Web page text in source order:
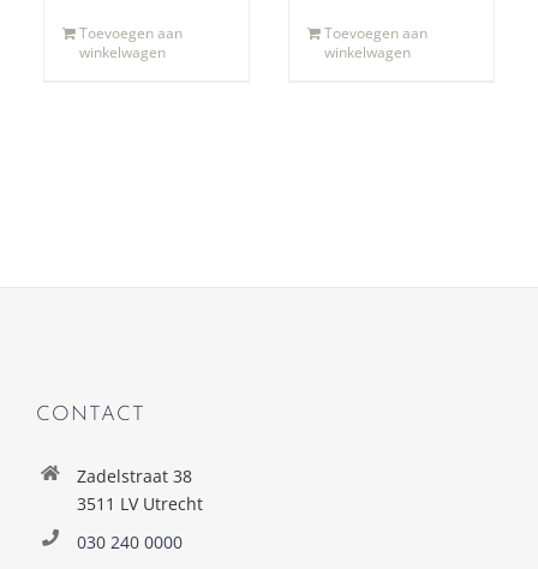
Toevoegen aan
winkelwagen
Toevoegen aan
winkelwagen
CONTACT
Zadelstraat 38
3511 LV Utrecht
030 240 0000